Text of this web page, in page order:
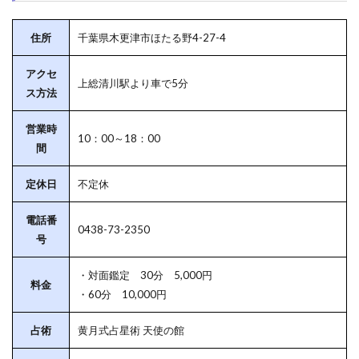
住所 千葉県木更津市ほたる野4-27-4
アクセ
ス方法
上総清川駅より車で5分
営業時
間
10：00～18：00
定休日 不定休
電話番
号
0438-73-2350
料金
・対面鑑定 30分 5,000円
・60分 10,000円
占術 黄月式占星術 天使の館